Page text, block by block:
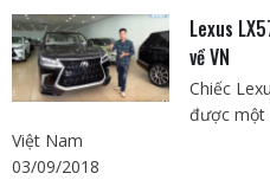
Lexus
về VN
Chiếc
được một
Việt Nam
03/09/2018